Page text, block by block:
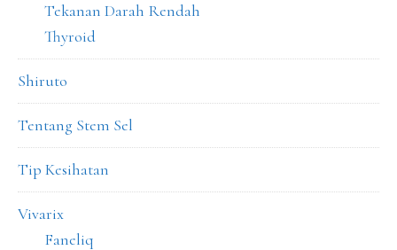
Tekanan Darah Rendah
Thyroid
Shiruto
Tentang Stem Sel
Tip Kesihatan
Vivarix
Faneliq